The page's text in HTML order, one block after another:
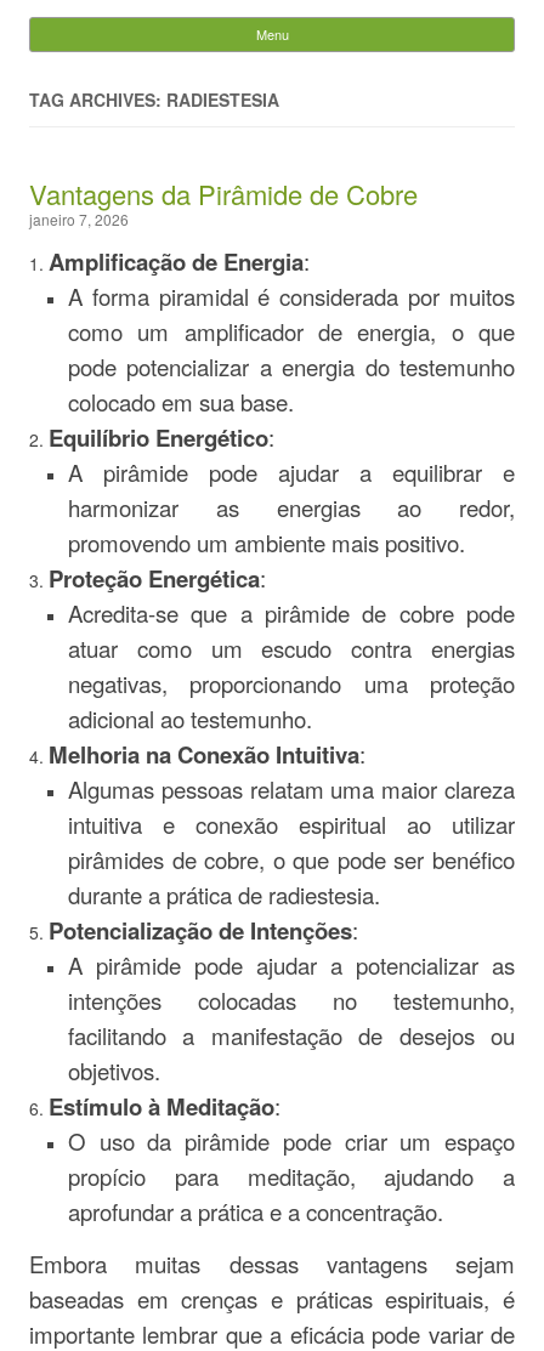
Evandro Legramonte
por:
Menu
TAG ARCHIVES: RADIESTESIA
Vantagens da Pirâmide de Cobre
janeiro 7, 2026
Amplificação de Energia:
A forma piramidal é considerada por muitos
como um amplificador de energia, o que
pode potencializar a energia do testemunho
colocado em sua base.
Equilíbrio Energético:
A pirâmide pode ajudar a equilibrar e
harmonizar as energias ao redor,
promovendo um ambiente mais positivo.
Proteção Energética:
Acredita-se que a pirâmide de cobre pode
atuar como um escudo contra energias
negativas, proporcionando uma proteção
adicional ao testemunho.
Melhoria na Conexão Intuitiva:
Algumas pessoas relatam uma maior clareza
intuitiva e conexão espiritual ao utilizar
pirâmides de cobre, o que pode ser benéfico
durante a prática de radiestesia.
Potencialização de Intenções:
A pirâmide pode ajudar a potencializar as
intenções colocadas no testemunho,
facilitando a manifestação de desejos ou
objetivos.
Estímulo à Meditação:
O uso da pirâmide pode criar um espaço
propício para meditação, ajudando a
aprofundar a prática e a concentração.
Embora muitas dessas vantagens sejam
baseadas em crenças e práticas espirituais, é
importante lembrar que a eficácia pode variar de